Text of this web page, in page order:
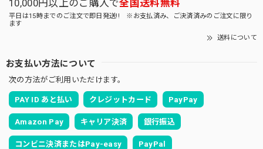
10,000円以上のご購入で全国送料無料
平日は15時までのご注文で即日発送!! ※お支払済み、ご決済済みのご注文に限り
ます
送料について
お支払い方法について
次の方法がご利用いただけます。
PAY ID あと払い クレジットカード PayPay
Amazon Pay キャリア決済 銀行振込
コンビニ決済またはPay-easy PayPal